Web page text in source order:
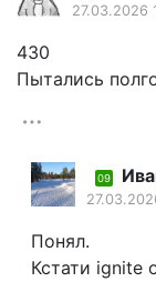
27.03.2026
430
Пытались
09
Понял.
Кстати ignite